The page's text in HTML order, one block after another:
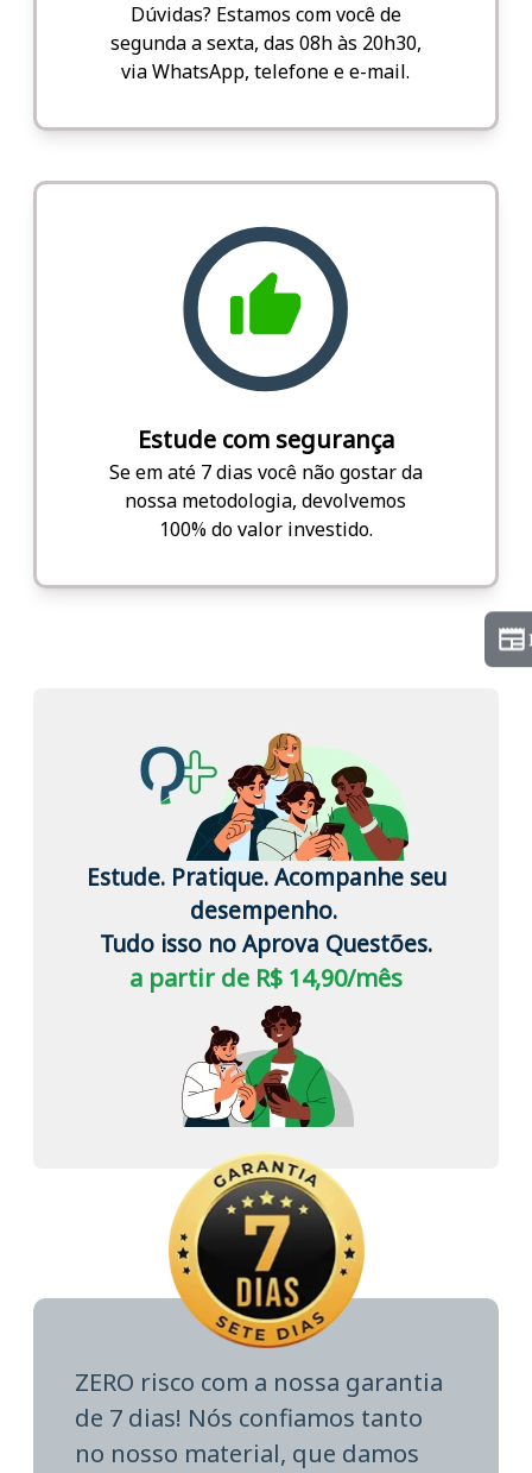
Dúvidas? Estamos com você de
segunda a sexta, das 08h às 20h30,
via WhatsApp, telefone e e-mail.
Estude com segurança
Se em até 7 dias você não gostar da
nossa metodologia, devolvemos
100% do valor investido.
Estude. Pratique. Acompanhe seu
desempenho.
Tudo isso no Aprova Questões.
a partir de R$ 14,90/mês
ZERO risco com a nossa garantia
de 7 dias! Nós confiamos tanto
no nosso material, que damos